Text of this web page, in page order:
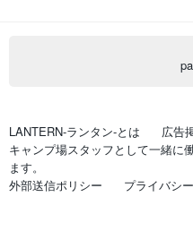
LANTERN-ランタン-とは
広告
キャンプ場スタッフとして一緒に
ます。
外部送信ポリシー
プライバシ